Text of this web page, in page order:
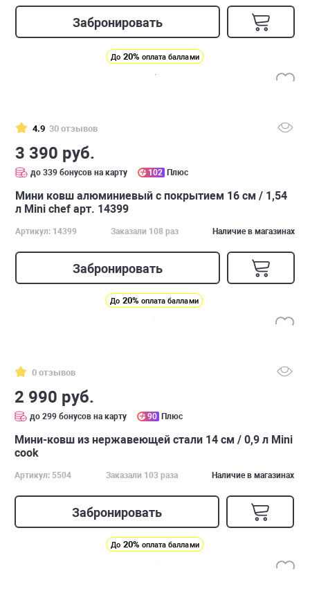
Забронировать
До 20% оплата баллами
4.9 30 отзывов
3 390 руб.
до 339 бонусов на карту 102 Плюс
Мини ковш алюминиевый с покрытием 16 cм / 1,54
л Mini chef арт. 14399
Артикул: 14399 Заказали 108 раз Наличие в магазинах
Забронировать
До 20% оплата баллами
0 отзывов
2 990 руб.
до 299 бонусов на карту 90 Плюс
Мини-ковш из нержавеющей стали 14 см / 0,9 л Mini
cook
Артикул: 5504 Заказали 103 раза Наличие в магазинах
Забронировать
До 20% оплата баллами